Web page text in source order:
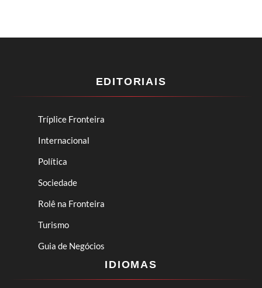
EDITORIAIS
Tríplice Fronteira
Internacional
Política
Sociedade
Rolê na Fronteira
Turismo
Guia de Negócios
IDIOMAS